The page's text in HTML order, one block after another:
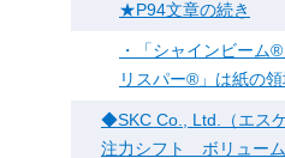
★P94文章の続き
・「シャインビーム
リスパー®」は紙の
◆SKC Co., Ltd.（エス
注力シフト ボリュー